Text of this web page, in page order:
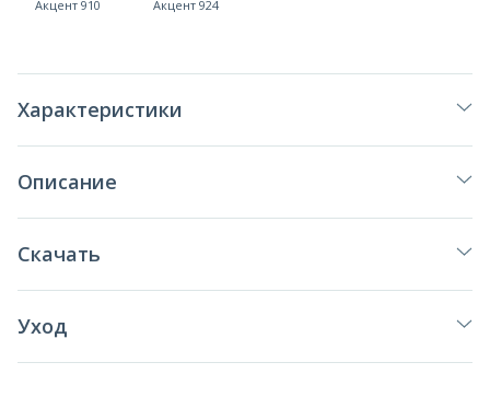
Акцент 910 Акцент 924
Характеристики
Описание
Скачать
Уход